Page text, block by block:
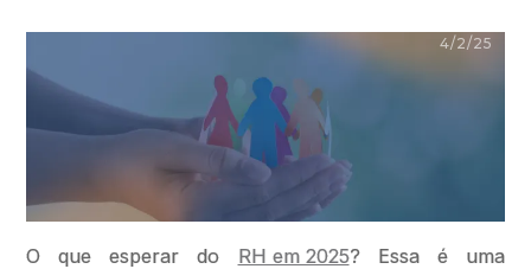
4/2/25
O que esperar do RH em 2025? Essa é uma